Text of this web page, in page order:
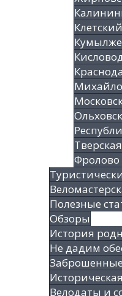
Полезные
Обзоры
История
Не дадим
Велодаты и